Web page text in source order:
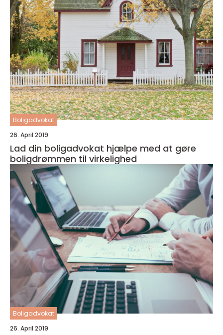
Boligadvokat
26. April 2019
Lad din boligadvokat hjælpe med at gøre
boligdrømmen til virkelighed
Boligadvokat
26. April 2019